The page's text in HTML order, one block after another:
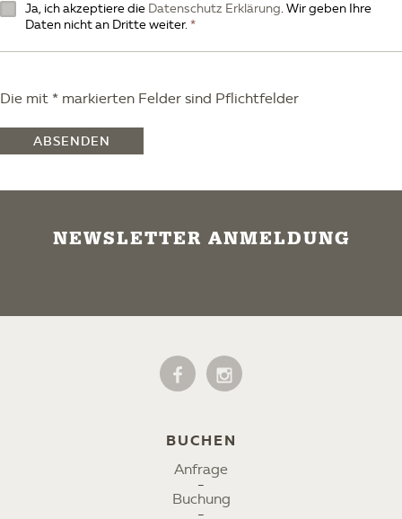
Ja, ich akzeptiere die Datenschutz Erklärung. Wir geben Ihre
Daten nicht an Dritte weiter.
Die mit * markierten Felder sind Pflichtfelder
ABSENDEN
NEWSLETTER ANMELDUNG
BUCHEN
Anfrage
Buchung